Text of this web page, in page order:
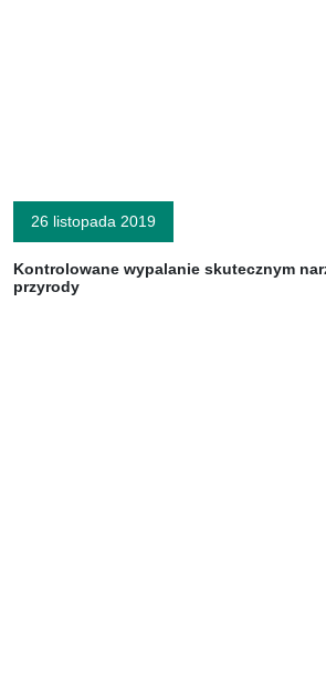
26 listopada 2019
Kontrolowane wypalanie skutecznym
przyrody